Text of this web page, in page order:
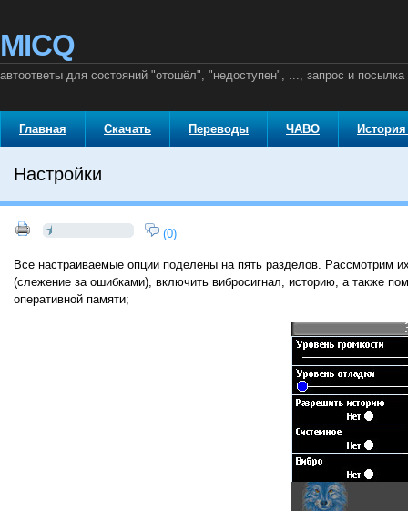
MICQ
автоответы для состояний "отошёл", "недоступен", ..., запрос и посылка
Главная Скачать Переводы ЧАВО
Настройки
(0)
Все настраиваемые опции поделены на пять разделов. Рассмотрим
(слежение за ошибками), включить вибросигнал, историю, а также
оперативной памяти;